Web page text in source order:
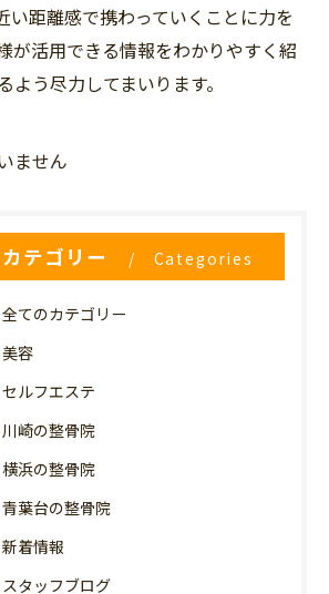
い距離感で携わっていくことに力を
が活用できる情報をわかりやすく紹
よう尽力してまいります。
ません
カテゴリー Categories
全てのカテゴリー
美容
セルフエステ
川崎の整骨院
横浜の整骨院
青葉台の整骨院
新着情報
スタッフブログ